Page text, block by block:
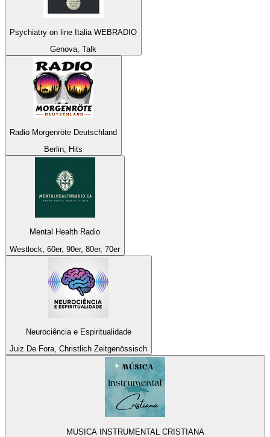
Psychiatry on line Italia WEBRADIO
Genova, Talk
Radio Morgenröte Deutschland
Berlin, Hits
Mental Health Radio
Westlock, 60er, 90er, 80er, 70er
Neurociência e Espiritualidade
Juiz De Fora, Christlich Zeitgenössisch
MUSICA INSTRUMENTAL CRISTIANA